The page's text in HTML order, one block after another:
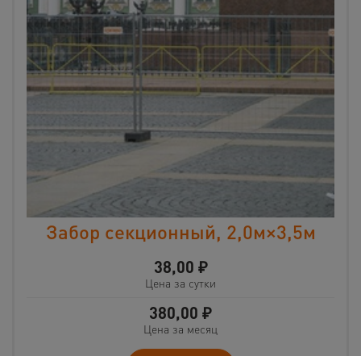
Забор секционный, 2,0м×3,5м
38,00 ₽
Цена за сутки
380,00 ₽
Цена за месяц